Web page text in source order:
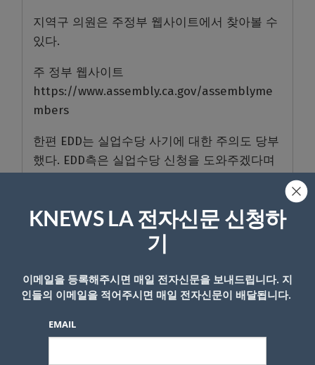
지역구 의원은 주정부 웹사이트에서 찾아볼 수
있다.
주 정부 웹사이트
https://www.assembly.ca.gov/assemblyme
mbers
한편 EDD는 실업수당 사기에 대한 주의도 당부
했다. EDD측은 실업수당 신청을 도와주겠다며
EDD측은 당연하겠지만 먼저 연락하지 않는다
관련기사&#8220;자영업 실업수당(PUA) 온통
KNEWS LA 전자신문 신청하
기
이메일을 등록해주시면 매일 전자신문을 보내드립니다. 지
인들의 이메일을 적어주시면 매일 전자신문이 배달됩니다.
EMAIL